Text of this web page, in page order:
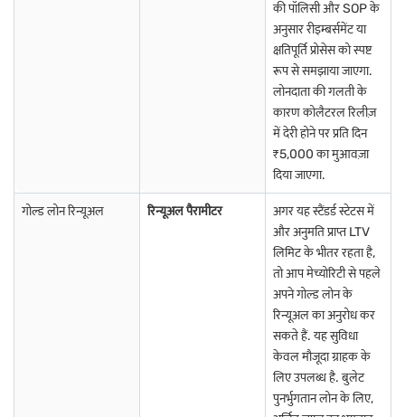
कोल्लम में गोल्ड लोन
राजमंड्री में गोल्ड लोन
पुणे में गोल्ड लोन
शिमला में गोल्ड लोन
अहमदाबाद में गोल्ड लोन
की पॉलिसी और SOP के
अनुसार रीइम्बर्समेंट या
क्षतिपूर्ति प्रोसेस को स्पष्ट
रूप से समझाया जाएगा.
लोनदाता की गलती के
कारण कोलैटरल रिलीज़
में देरी होने पर प्रति दिन
₹5,000 का मुआवज़ा
दिया जाएगा.
गोल्ड लोन रिन्यूअल रिन्यूअल पैरामीटर
अगर यह स्टैंडर्ड स्टेटस में
और अनुमति प्राप्त LTV
लिमिट के भीतर रहता है,
तो आप मेच्योरिटी से पहले
अपने गोल्ड लोन के
रिन्यूअल का अनुरोध कर
सकते हैं. यह सुविधा
केवल मौजूदा ग्राहक के
लिए उपलब्ध है. बुलेट
पुनर्भुगतान लोन के लिए,